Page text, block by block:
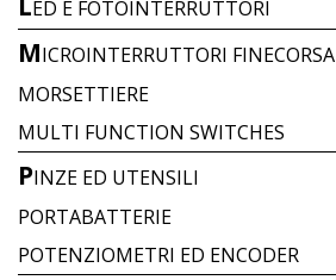
ED E FOTOINTERRUTTORI
MICROINTERRUTTORI FINECORSA
MORSETTIERE
MULTI FUNCTION SWITCHES
PINZE ED UTENSILI
PORTABATTERIE
POTENZIOMETRI ED ENCODER